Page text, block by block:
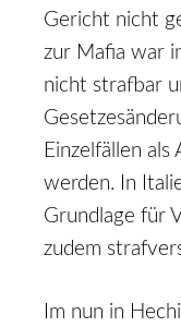
Gericht nicht
zur Mafia war
nicht strafbar
Einzelfällen als
werden. In
Grundlage für
zudem
Im nun in